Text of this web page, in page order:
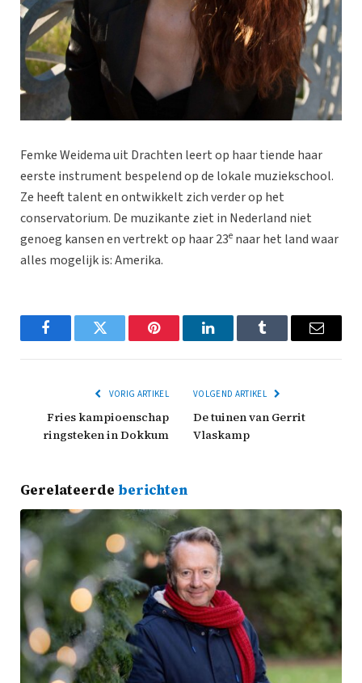
Femke Weidema uit Drachten leert op haar tiende haar
eerste instrument bespelend op de lokale muziekschool.
Ze heeft talent en ontwikkelt zich verder op het
conservatorium. De muzikante ziet in Nederland niet
genoeg kansen en vertrekt op haar 23e naar het land waar
alles mogelijk is: Amerika.
FacebookTwitter Pinterest LinkedInTumblr Email
VORIG ARTIKEL
Fries kampioenschap
ringsteken in Dokkum
VOLGEND ARTIKEL
De tuinen van Gerrit
Vlaskamp
Gerelateerde berichten